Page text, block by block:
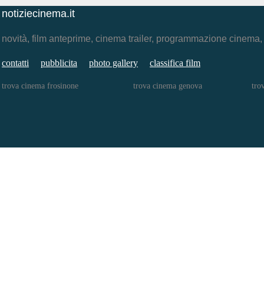
notiziecinema.it
novità, film anteprime, cinema trailer, programmazione
contatti pubblicita photo gallery classifica film
trova cinema frosinone trova cinema genova